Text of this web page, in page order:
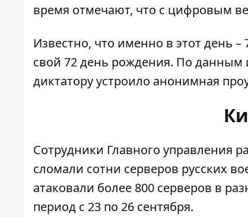
время отмечают, что с цифровым
Известно, что именно в этот день
свой 72 день рождения. По данным
диктатору устроило анонимная
Сотрудники Главного управления
сломали сотни серверов русских
атаковали более 800 серверов в
период с 23 по 26 сентября.